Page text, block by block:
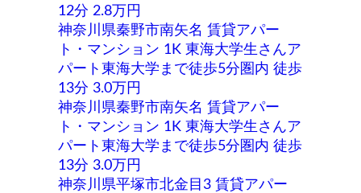
12分 2.8万円
神奈川県秦野市南矢名 賃貸アパー
ト・マンション 1K 東海大学生さんア
パート東海大学まで徒歩5分圏内 徒歩
13分 3.0万円
神奈川県秦野市南矢名 賃貸アパー
ト・マンション 1K 東海大学生さんア
パート東海大学まで徒歩5分圏内 徒歩
13分 3.0万円
神奈川県平塚市北金目3 賃貸アパー